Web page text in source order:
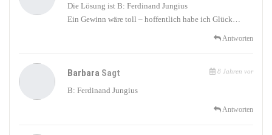
Die Lösung ist B: Ferdinand Jungius
Ein Gewinn wäre toll – hoffentlich habe ich Glück…
Antworten
Barbara Sagt 8 Jahren vor
B: Ferdinand Jungius
Antworten